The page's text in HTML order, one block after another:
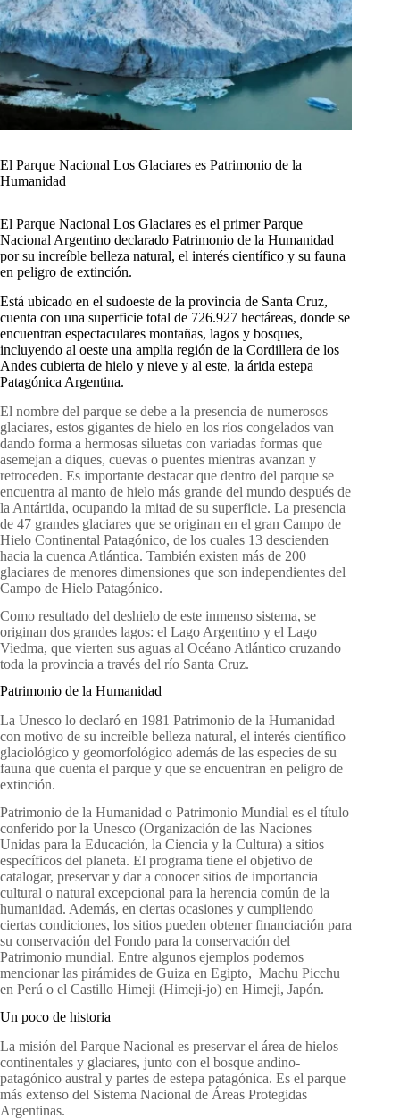
El Parque Nacional Los Glaciares es Patrimonio de la
Humanidad
El Parque Nacional Los Glaciares es el primer Parque
Nacional Argentino declarado Patrimonio de la Humanidad
por su increíble belleza natural, el interés científico y su fauna
en peligro de extinción.
Está ubicado en el sudoeste de la provincia de Santa Cruz,
cuenta con una superficie total de 726.927 hectáreas, donde se
encuentran espectaculares montañas, lagos y bosques,
incluyendo al oeste una amplia región de la Cordillera de los
Andes cubierta de hielo y nieve y al este, la árida estepa
Patagónica Argentina.
El nombre del parque se debe a la presencia de numerosos
glaciares, estos gigantes de hielo en los ríos congelados van
dando forma a hermosas siluetas con variadas formas que
asemejan a diques, cuevas o puentes mientras avanzan y
retroceden. Es importante destacar que dentro del parque se
encuentra al manto de hielo más grande del mundo después de
la Antártida, ocupando la mitad de su superficie. La presencia
de 47 grandes glaciares que se originan en el gran Campo de
Hielo Continental Patagónico, de los cuales 13 descienden
hacia la cuenca Atlántica. También existen más de 200
glaciares de menores dimensiones que son independientes del
Campo de Hielo Patagónico.
Como resultado del deshielo de este inmenso sistema, se
originan dos grandes lagos: el Lago Argentino y el Lago
Viedma, que vierten sus aguas al Océano Atlántico cruzando
toda la provincia a través del río Santa Cruz.
Patrimonio de la Humanidad
La Unesco lo declaró en 1981 Patrimonio de la Humanidad
con motivo de su increíble belleza natural, el interés científico
glaciológico y geomorfológico además de las especies de su
fauna que cuenta el parque y que se encuentran en peligro de
extinción.
Patrimonio de la Humanidad o Patrimonio Mundial es el título
conferido por la Unesco (Organización de las Naciones
Unidas para la Educación, la Ciencia y la Cultura) a sitios
específicos del planeta. El programa tiene el objetivo de
catalogar, preservar y dar a conocer sitios de importancia
cultural o natural excepcional para la herencia común de la
humanidad. Además, en ciertas ocasiones y cumpliendo
ciertas condiciones, los sitios pueden obtener financiación para
su conservación del Fondo para la conservación del
Patrimonio mundial. Entre algunos ejemplos podemos
mencionar las pirámides de Guiza en Egipto, Machu Picchu
en Perú o el Castillo Himeji (Himeji-jo) en Himeji, Japón.
Un poco de historia
La misión del Parque Nacional es preservar el área de hielos
continentales y glaciares, junto con el bosque andino-
patagónico austral y partes de estepa patagónica. Es el parque
más extenso del Sistema Nacional de Áreas Protegidas
Argentinas.